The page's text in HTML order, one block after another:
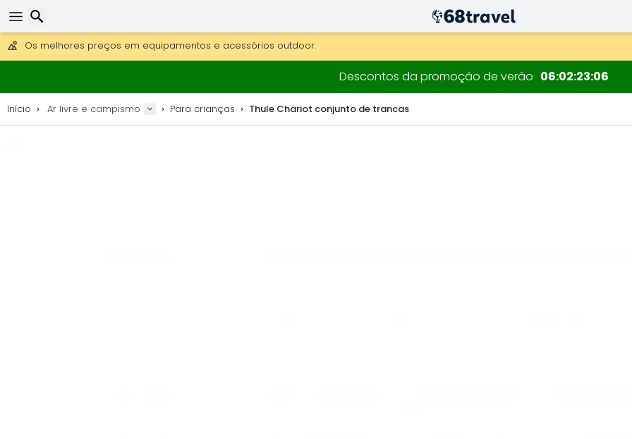
Overnight DHL Express também disponível.
30 dias para devolução, 90 dias para mapas de madeira e decorações.
Os melhores preços em equipamentos e acessórios outdoor.
Descontos da promoção de verão 06 02 23 05
Início Ar livre e campismo Para crianças Thule Chariot conjunto de trancas